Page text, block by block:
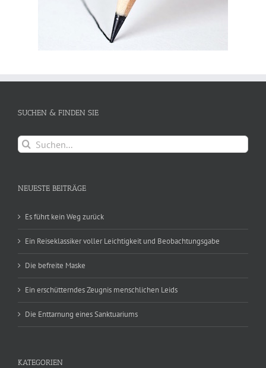
SUCHEN & FINDEN SIE
Suche
nach:
NEUESTE BEITRÄGE
Es führt kein Weg zurück
Ein Reiseklassiker voller Leichtigkeit und Beobachtungsgabe
Die befreite Maske
Ein erschütterndes Zeugnis menschlichen Leids
Die Enttarnung eines Sanktuariums
KATEGORIEN